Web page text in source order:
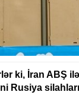
ki, İran ABŞ
Rusiya